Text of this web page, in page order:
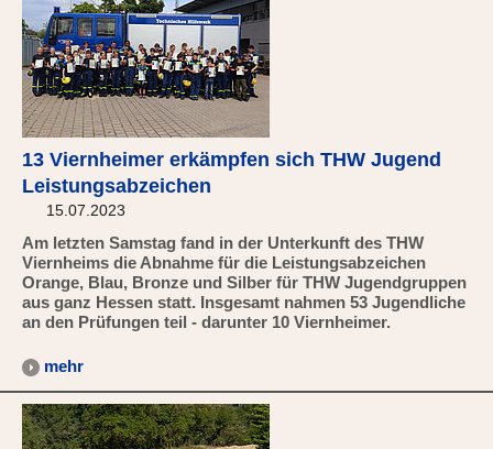
13 Viernheimer erkämpfen sich THW Jugend
Leistungsabzeichen
15.07.2023
Am letzten Samstag fand in der Unterkunft des THW
Viernheims die Abnahme für die Leistungsabzeichen
Orange, Blau, Bronze und Silber für THW Jugendgruppen
aus ganz Hessen statt. Insgesamt nahmen 53 Jugendliche
an den Prüfungen teil - darunter 10 Viernheimer.
mehr